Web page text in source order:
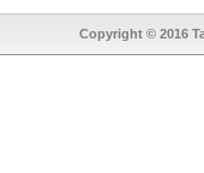
Copyright © 2016